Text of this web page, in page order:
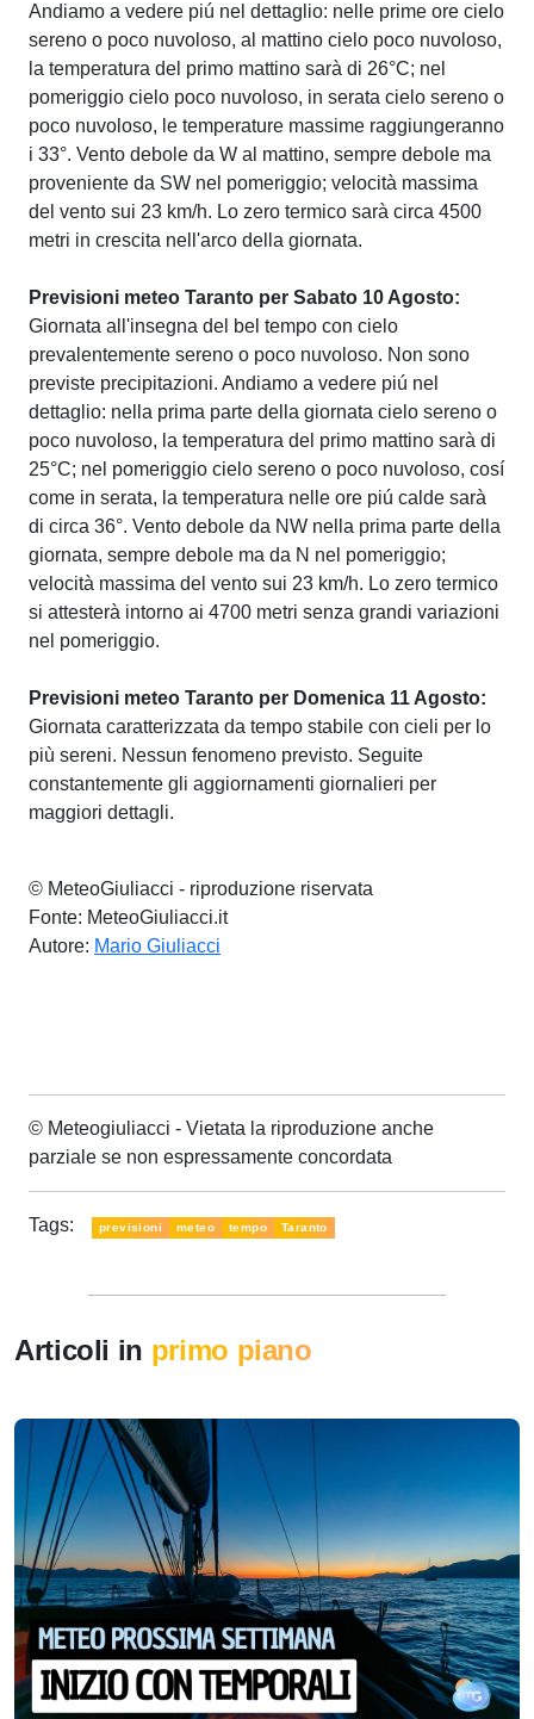
Andiamo a vedere piú nel dettaglio: nelle prime ore cielo
sereno o poco nuvoloso, al mattino cielo poco nuvoloso,
la temperatura del primo mattino sarà di 26°C; nel
pomeriggio cielo poco nuvoloso, in serata cielo sereno o
poco nuvoloso, le temperature massime raggiungeranno
i 33°. Vento debole da W al mattino, sempre debole ma
proveniente da SW nel pomeriggio; velocità massima
del vento sui 23 km/h. Lo zero termico sarà circa 4500
metri in crescita nell'arco della giornata.
Previsioni meteo Taranto per Sabato 10 Agosto:
Giornata all'insegna del bel tempo con cielo
prevalentemente sereno o poco nuvoloso. Non sono
previste precipitazioni. Andiamo a vedere piú nel
dettaglio: nella prima parte della giornata cielo sereno o
poco nuvoloso, la temperatura del primo mattino sarà di
25°C; nel pomeriggio cielo sereno o poco nuvoloso, cosí
come in serata, la temperatura nelle ore piú calde sarà
di circa 36°. Vento debole da NW nella prima parte della
giornata, sempre debole ma da N nel pomeriggio;
velocità massima del vento sui 23 km/h. Lo zero termico
si attesterà intorno ai 4700 metri senza grandi variazioni
nel pomeriggio.
Previsioni meteo Taranto per Domenica 11 Agosto:
Giornata caratterizzata da tempo stabile con cieli per lo
più sereni. Nessun fenomeno previsto. Seguite
constantemente gli aggiornamenti giornalieri per
maggiori dettagli.
© MeteoGiuliacci - riproduzione riservata
Fonte: MeteoGiuliacci.it
Autore: Mario Giuliacci
© Meteogiuliacci - Vietata la riproduzione anche
parziale se non espressamente concordata
Tags: previsioni meteo tempo Taranto
Articoli in primo piano